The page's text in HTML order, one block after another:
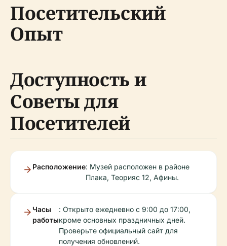
Посетительский
Опыт
Доступность и
Советы для
Посетителей
Расположение: Музей расположен в районе
Плака, Теорияс 12, Афины.
Часы
работы
: Открыто ежедневно с 9:00 до 17:00,
кроме основных праздничных дней.
Проверьте официальный сайт для
получения обновлений.